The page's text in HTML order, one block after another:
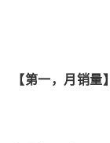
【第一，月销量】